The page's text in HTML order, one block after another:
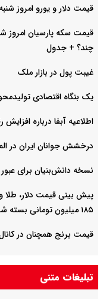
۱۴۰۵ / هر دلار چند؟ + جدول
ملک
تولیدمحور، شریک مردم
افزایش رقم برخی قبوض
در المپیاد جهانی
عبور قطعه‌سازی از
تا ۵۵۰ هزار تومان